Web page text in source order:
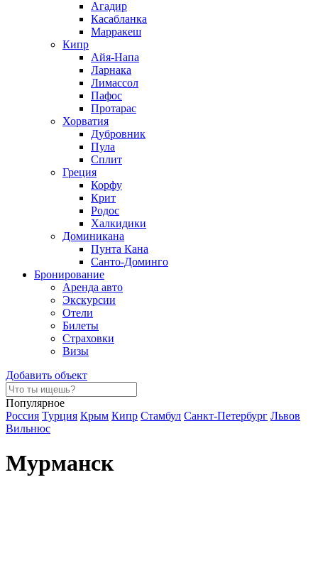
Агадир
Касабланка
Марракеш
Кипр
Айя-Напа
Ларнака
Лимассол
Пафос
Протарас
Хорватия
Дубровник
Пула
Сплит
Греция
Корфу
Крит
Родос
Халкидики
Доминикана
Пунта Кана
Санто-Доминго
Бронирование
Аренда авто
Экскурсии
Отели
Билеты
Страховки
Визы
Добавить объект
Популярное
Россия Турция Крым Кипр Стамбул Санкт-Петербург Львов
Вильнюс
Мурманск